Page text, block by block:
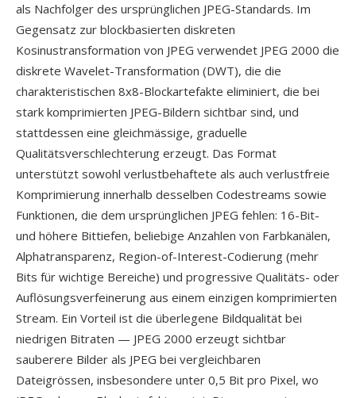
als Nachfolger des ursprünglichen JPEG-Standards. Im
Gegensatz zur blockbasierten diskreten
Kosinustransformation von JPEG verwendet JPEG 2000 die
diskrete Wavelet-Transformation (DWT), die die
charakteristischen 8x8-Blockartefakte eliminiert, die bei
stark komprimierten JPEG-Bildern sichtbar sind, und
stattdessen eine gleichmässige, graduelle
Qualitätsverschlechterung erzeugt. Das Format
unterstützt sowohl verlustbehaftete als auch verlustfreie
Komprimierung innerhalb desselben Codestreams sowie
Funktionen, die dem ursprünglichen JPEG fehlen: 16-Bit-
und höhere Bittiefen, beliebige Anzahlen von Farbkanälen,
Alphatransparenz, Region-of-Interest-Codierung (mehr
Bits für wichtige Bereiche) und progressive Qualitäts- oder
Auflösungsverfeinerung aus einem einzigen komprimierten
Stream. Ein Vorteil ist die überlegene Bildqualität bei
niedrigen Bitraten — JPEG 2000 erzeugt sichtbar
sauberere Bilder als JPEG bei vergleichbaren
Dateigrössen, insbesondere unter 0,5 Bit pro Pixel, wo